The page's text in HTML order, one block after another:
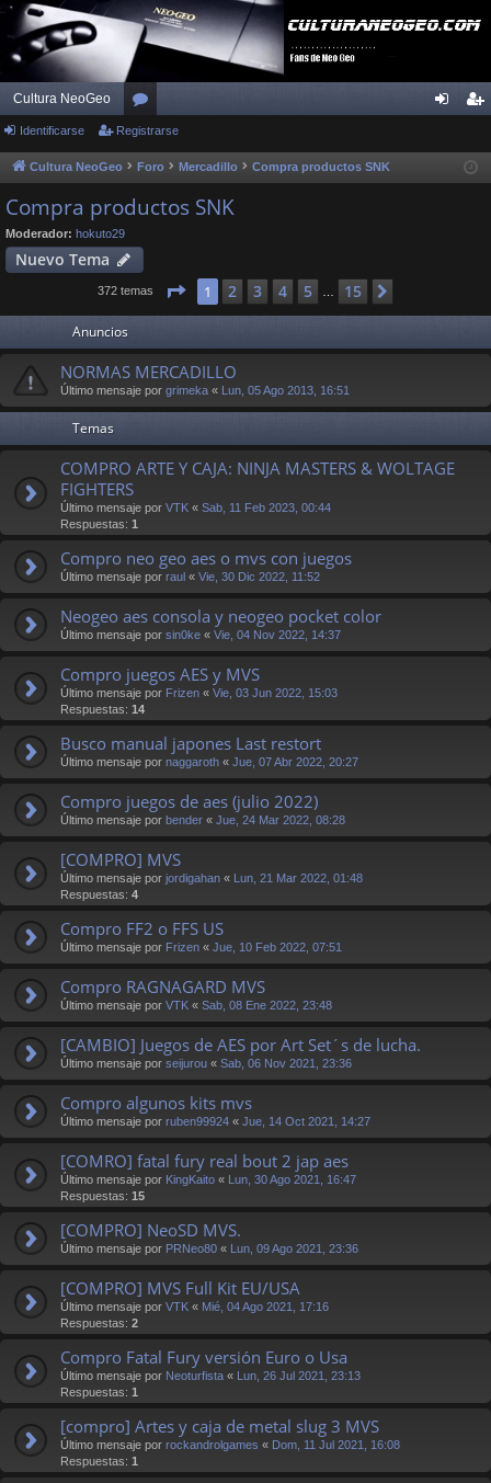
Cultura NeoGeo
or
os ist
Identificarse Registrarse
Cultura NeoGeo Foro Mercadillo Compra productos SNK
Compra productos SNK
Moderador: hokuto29
Nuevo Tema
372 temas Página de 15
1 2 3 4 5 … 15
Anuncios
NORMAS MERCADILLO
Último mensaje por grimeka « Lun, 05 Ago 2013, 16:51
Temas
COMPRO ARTE Y CAJA: NINJA MASTERS & WOLTAGE
FIGHTERS
Último mensaje por VTK « Sab, 11 Feb 2023, 00:44
Respuestas: 1
Compro neo geo aes o mvs con juegos
Último mensaje por raul « Vie, 30 Dic 2022, 11:52
Neogeo aes consola y neogeo pocket color
Último mensaje por sin0ke « Vie, 04 Nov 2022, 14:37
Compro juegos AES y MVS
Último mensaje por Frizen « Vie, 03 Jun 2022, 15:03
Respuestas: 14
Busco manual japones Last restort
Último mensaje por naggaroth « Jue, 07 Abr 2022, 20:27
Compro juegos de aes (julio 2022)
Último mensaje por bender « Jue, 24 Mar 2022, 08:28
[COMPRO] MVS
Último mensaje por jordigahan « Lun, 21 Mar 2022, 01:48
Respuestas: 4
Compro FF2 o FFS US
Último mensaje por Frizen « Jue, 10 Feb 2022, 07:51
Compro RAGNAGARD MVS
Último mensaje por VTK « Sab, 08 Ene 2022, 23:48
[CAMBIO] Juegos de AES por Art Set´s de lucha.
Último mensaje por seijurou « Sab, 06 Nov 2021, 23:36
Compro algunos kits mvs
Último mensaje por ruben99924 « Jue, 14 Oct 2021, 14:27
[COMRO] fatal fury real bout 2 jap aes
Último mensaje por KingKaito « Lun, 30 Ago 2021, 16:47
Respuestas: 15
[COMPRO] NeoSD MVS.
Último mensaje por PRNeo80 « Lun, 09 Ago 2021, 23:36
[COMPRO] MVS Full Kit EU/USA
Último mensaje por VTK « Mié, 04 Ago 2021, 17:16
Respuestas: 2
Compro Fatal Fury versión Euro o Usa
Último mensaje por Neoturfista « Lun, 26 Jul 2021, 23:13
Respuestas: 1
[compro] Artes y caja de metal slug 3 MVS
Último mensaje por rockandrolgames « Dom, 11 Jul 2021, 16:08
Respuestas: 1